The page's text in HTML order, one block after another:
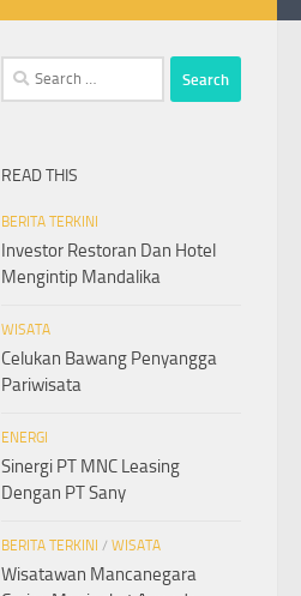
Search
for:
READ THIS
BERITA TERKINI
Investor Restoran Dan Hotel
Mengintip Mandalika
WISATA
Celukan Bawang Penyangga
Pariwisata
ENERGI
Sinergi PT MNC Leasing
Dengan PT Sany
BERITA TERKINI / WISATA
Wisatawan Mancanegara